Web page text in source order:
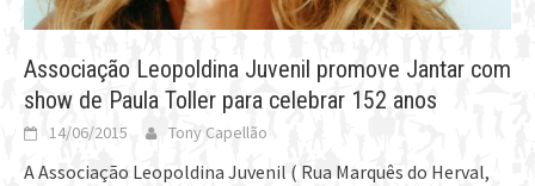
Associação Leopoldina Juvenil promove Jantar com
show de Paula Toller para celebrar 152 anos
14/06/2015 Tony Capellão
A Associação Leopoldina Juvenil ( Rua Marquês do Herval,